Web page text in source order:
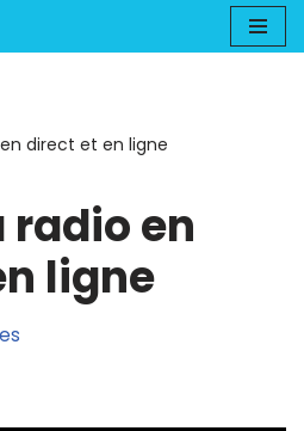
direct et en ligne
radio en
ligne